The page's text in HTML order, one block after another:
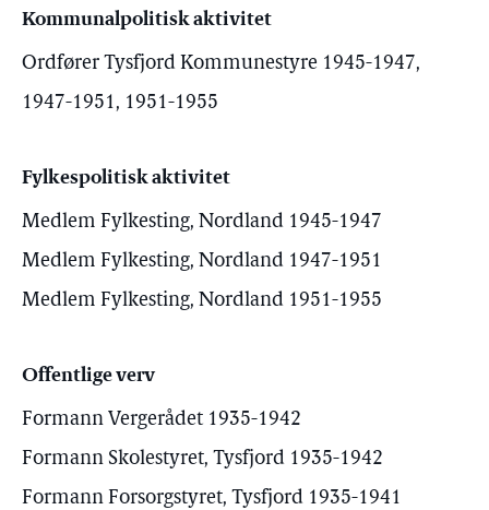
Kommunalpolitisk aktivitet
Ordfører Tysfjord Kommunestyre 1945-1947,
1947-1951, 1951-1955
Fylkespolitisk aktivitet
Medlem Fylkesting, Nordland 1945-1947
Medlem Fylkesting, Nordland 1947-1951
Medlem Fylkesting, Nordland 1951-1955
Offentlige verv
Formann Vergerådet 1935-1942
Formann Skolestyret, Tysfjord 1935-1942
Formann Forsorgstyret, Tysfjord 1935-1941